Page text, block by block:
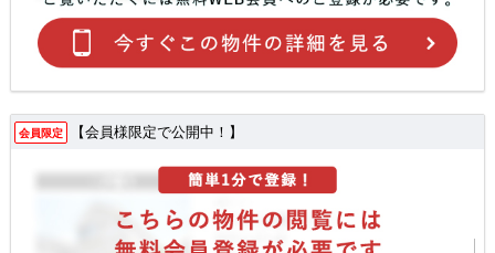
会員限定 【会員様限定で公開中！】